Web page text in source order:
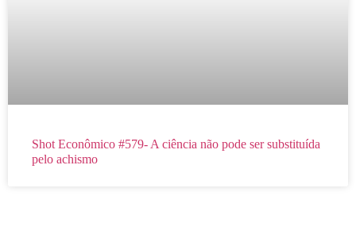
Shot Econômico #579- A ciência não pode ser substituída
pelo achismo